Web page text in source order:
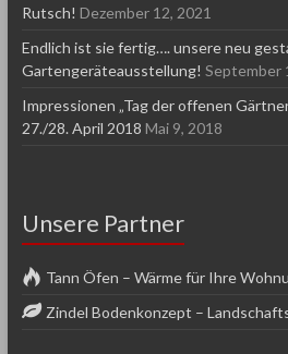
Rutsch! Dezember 12, 2021
Endlich ist sie fertig…. unsere neu
Gartengeräteausstellung! September
Impressionen „Tag der offenen
27./28. April 2018 Mai 9, 2018
Unsere Partner
Tann Öfen – Wärme für Ihre
Zindel Bodenkonzept –